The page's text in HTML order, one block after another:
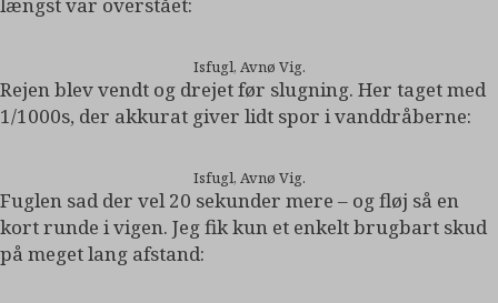
Isfugl, Avnø Vig.
Rejen blev vendt og drejet før slugning. Her taget med
1/1000s, der akkurat giver lidt spor i vanddråberne:
Isfugl, Avnø Vig.
Fuglen sad der vel 20 sekunder mere – og fløj så en
kort runde i vigen. Jeg fik kun et enkelt brugbart skud
på meget lang afstand: